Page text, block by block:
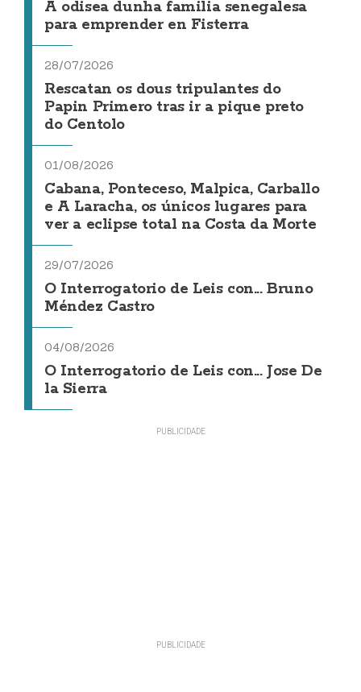
A odisea dunha familia senegalesa
para emprender en Fisterra
28/07/2026
Rescatan os dous tripulantes do
Papin Primero tras ir a pique preto
do Centolo
01/08/2026
Cabana, Ponteceso, Malpica, Carballo
e A Laracha, os únicos lugares para
ver a eclipse total na Costa da Morte
29/07/2026
O Interrogatorio de Leis con... Bruno
Méndez Castro
04/08/2026
O Interrogatorio de Leis con... Jose De
la Sierra